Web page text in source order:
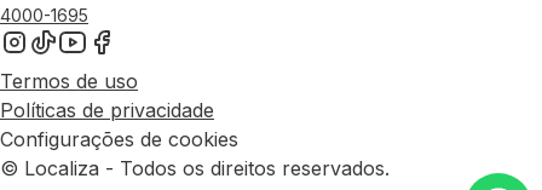
4000-1695
Termos de uso
Políticas de privacidade
Configurações de cookies
© Localiza - Todos os direitos reservados.